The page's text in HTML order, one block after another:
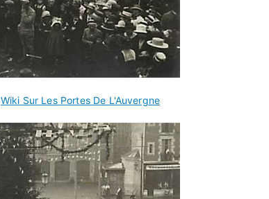
Wiki Sur Les Portes De L'Auvergne